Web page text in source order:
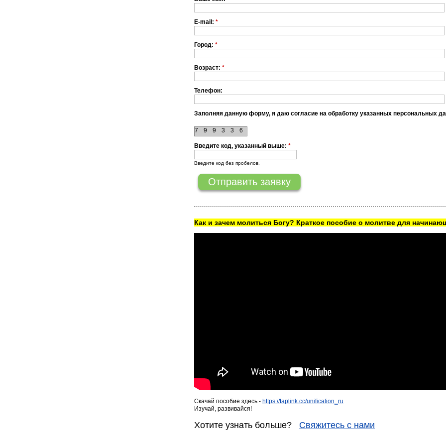
E-mail: *
Город: *
Возраст: *
Телефон:
Заполняя данную форму, я даю согласие на обработку указанных персональных
6
3
3
9
9
7
Введите код, указанный выше: *
Введите код без пробелов.
Как и зачем молиться Богу? Краткое пособие о молитве для
Скачай пособие здесь - https://taplink.cc/unification_ru
Изучай, развивайся!
Хотите узнать больше? Свяжитесь с нами